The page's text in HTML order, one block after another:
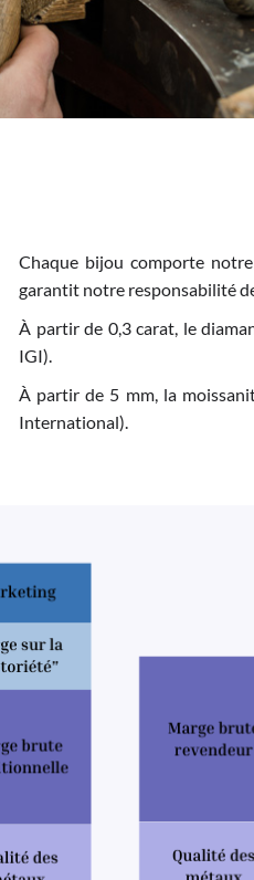
Chaque bijou comporte
garantit notre responsabilité
À partir de 0,3 carat, le
IGI).
À partir de 5 mm, la
International).